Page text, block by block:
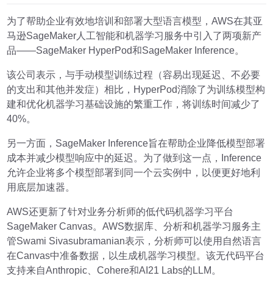
为了帮助企业有效地培训和部署大型语言模型，AWS在其亚
马逊SageMaker人工智能和机器学习服务中引入了两项新产
品——SageMaker HyperPod和SageMaker Inference。
该公司表示，与手动模型训练过程（容易出现延迟、不必要
的支出和其他并发症）相比，HyperPod消除了为训练模型构
建和优化机器学习基础设施的繁重工作，将训练时间减少了
40%。
另一方面，SageMaker Inference旨在帮助企业降低模型部署
成本并减少模型响应中的延迟。为了做到这一点，Inference
允许企业将多个模型部署到同一个云实例中，以便更好地利
用底层加速器。
AWS还更新了针对业务分析师的低代码机器学习平台
SageMaker Canvas。AWS数据库、分析和机器学习服务主
管Swami Sivasubramanian表示，分析师可以使用自然语言
在Canvas中准备数据，以生成机器学习模型。该无代码平台
支持来自Anthropic、Cohere和AI21 Labs的LLM。